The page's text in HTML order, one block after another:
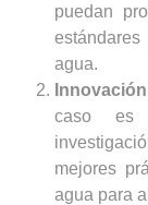
puedan
agua.
caso es
mejores
agua para